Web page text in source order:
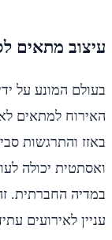
עיצוב מתאים
בעולם המונע על
האירוח למתאים
באזז והתרגשות
ואסתטית יכולה
במדיה החברתית. זה
עניין לאירועים